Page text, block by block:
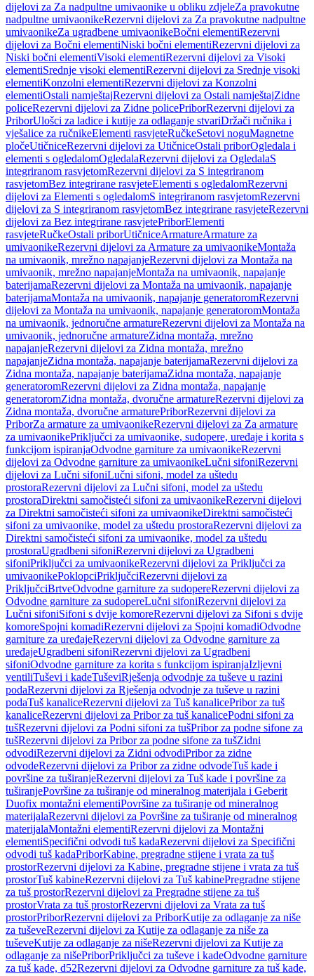
dijelovi za Za nadpultne umivaonike u obliku zdjeleZa pravokutne
nadpultne umivaonikeRezervni dijelovi za Za pravokutne nadpultne
umivaonikeZa ugradbene umivaonikeBočni elementiRezervni
dijelovi za Bočni elementiNiski bočni elementiRezervni dijelovi za
Niski bočni elementiVisoki elementiRezervni dijelovi za Visoki
elementiSrednje visoki elementiRezervni dijelovi za Srednje visoki
elementiKonzolni elementiRezervni dijelovi za Konzolni
elementiOstali namještajRezervni dijelovi za Ostali namještajZidne
policeRezervni dijelovi za Zidne policePriborRezervni dijelovi za
PriborUlošci za ladice i kutije za odlaganje stvariDržači ručnika i
vješalice za ručnikeElementi rasvjeteRučkeSetovi noguMagnetne
pločeUtičniceRezervni dijelovi za UtičniceOstali priborOgledala i
elementi s ogledalomOgledalaRezervni dijelovi za OgledalaS
integriranom rasvjetomRezervni dijelovi za S integriranom
rasvjetomBez integrirane rasvjeteElementi s ogledalomRezervni
dijelovi za Elementi s ogledalomS integriranom rasvjetomRezervni
dijelovi za S integriranom rasvjetomBez integrirane rasvjeteRezervni
dijelovi za Bez integrirane rasvjetePriborElementi
rasvjeteRučkeOstali priborUtičniceArmatureArmature za
umivaonikeRezervni dijelovi za Armature za umivaonikeMontaža
na umivaonik, mrežno napajanjeRezervni dijelovi za Montaža na
umivaonik, mrežno napajanjeMontaža na umivaonik, napajanje
baterijamaRezervni dijelovi za Montaža na umivaonik, napajanje
baterijamaMontaža na umivaonik, napajanje generatoromRezervni
dijelovi za Montaža na umivaonik, napajanje generatoromMontaža
na umivaonik, jednoručne armatureRezervni dijelovi za Montaža na
umivaonik, jednoručne armatureZidna montaža, mrežno
napajanjeRezervni dijelovi za Zidna montaža, mrežno
napajanjeZidna montaža, napajanje baterijamaRezervni dijelovi za
Zidna montaža, napajanje baterijamaZidna montaža, napajanje
generatoromRezervni dijelovi za Zidna montaža, napajanje
generatoromZidna montaža, dvoručne armatureRezervni dijelovi za
Zidna montaža, dvoručne armaturePriborRezervni dijelovi za
PriborZa armature za umivaonikeRezervni dijelovi za Za armature
za umivaonikePriključci za umivaonike, sudopere, uređaje i korita s
funkcijom ispiranjaOdvodne garniture za umivaonikeRezervni
dijelovi za Odvodne garniture za umivaonikeLučni sifoniRezervni
dijelovi za Lučni sifoniLučni sifoni, model za uštedu
prostoraRezervni dijelovi za Lučni sifoni, model za uštedu
prostoraDirektni samočisteći sifoni za umivaonikeRezervni dijelovi
za Direktni samočisteći sifoni za umivaonikeDirektni samočisteći
sifoni za umivaonike, model za uštedu prostoraRezervni dijelovi za
Direktni samočisteći sifoni za umivaonike, model za uštedu
prostoraUgradbeni sifoniRezervni dijelovi za Ugradbeni
sifoniPriključci za umivaonikeRezervni dijelovi za Priključci za
umivaonikePoklopciPriključciRezervni dijelovi za
PriključciBrtveOdvodne garniture za sudopereRezervni dijelovi za
Odvodne garniture za sudopereLučni sifoniRezervni dijelovi za
Lučni sifoniSifoni s dvije komoreRezervni dijelovi za Sifoni s dvije
komoreSpojni komadiRezervni dijelovi za Spojni komadiOdvodne
garniture za uređajeRezervni dijelovi za Odvodne garniture za
uređajeUgradbeni sifoniRezervni dijelovi za Ugradbeni
sifoniOdvodne garniture za korita s funkcijom ispiranjaIzljevni
ventiliTuševi i kadeTuševiRješenja odvodnje za tuševe u razini
podaRezervni dijelovi za Rješenja odvodnje za tuševe u razini
podaTuš kanaliceRezervni dijelovi za Tuš kanalicePribor za tuš
kanaliceRezervni dijelovi za Pribor za tuš kanalicePodni sifoni za
tušRezervni dijelovi za Podni sifoni za tušPribor za podne sifone za
tušRezervni dijelovi za Pribor za podne sifone za tušZidni
odvodiRezervni dijelovi za Zidni odvodiPribor za zidne
odvodeRezervni dijelovi za Pribor za zidne odvodeTuš kade i
površine za tuširanjeRezervni dijelovi za Tuš kade i površine za
tuširanjePovršine za tuširanje od mineralnog materijala i Geberit
Duofix montažni elementiPovršine za tuširanje od mineralnog
materijalaRezervni dijelovi za Površine za tuširanje od mineralnog
materijalaMontažni elementiRezervni dijelovi za Montažni
elementiSpecifični odvodi tuš kadaRezervni dijelovi za Specifični
odvodi tuš kadaPriborKabine, pregradne stijene i vrata za tuš
prostorRezervni dijelovi za Kabine, pregradne stijene i vrata za tuš
prostorTuš kabineRezervni dijelovi za Tuš kabinePregradne stijene
za tuš prostorRezervni dijelovi za Pregradne stijene za tuš
prostorVrata za tuš prostorRezervni dijelovi za Vrata za tuš
prostorPriborRezervni dijelovi za PriborKutije za odlaganje za niše
za tuševeRezervni dijelovi za Kutije za odlaganje za niše za
tuševeKutije za odlaganje za nišeRezervni dijelovi za Kutije za
odlaganje za nišePriborPriključci za tuševe i kadeOdvodne garniture
za tuš kade, d52Rezervni dijelovi za Odvodne garniture za tuš kade,